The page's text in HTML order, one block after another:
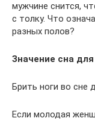
мужчине снится,
с толку. Что
разных полов?
Значение сна
Брить ноги во
Если молодая